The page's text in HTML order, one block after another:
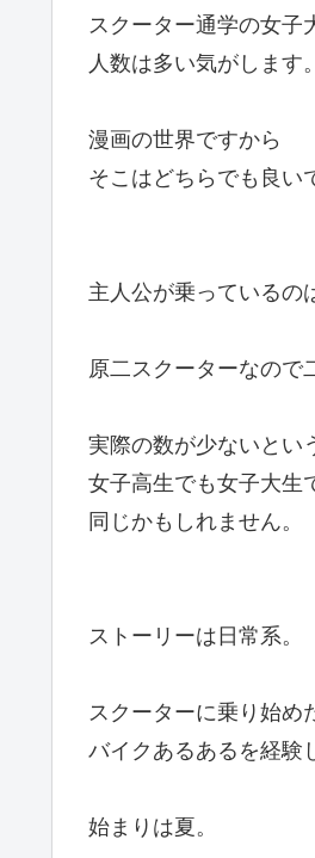
スクーター通学の女子
人数は多い気がします
漫画の世界ですから
そこはどちらでも良い
主人公が乗っているの
原二スクーターなので
実際の数が少ないとい
女子高生でも女子大生
同じかもしれません。
ストーリーは日常系。
スクーターに乗り始め
バイクあるあるを経験
始まりは夏。